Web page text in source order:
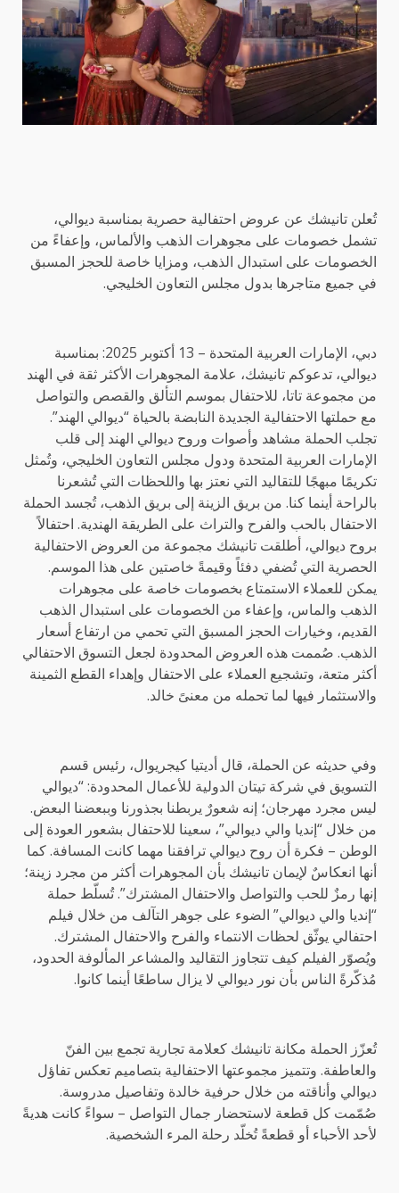
تُعلن تانيشك عن عروض احتفالية حصرية بمناسبة ديوالي،
تشمل خصومات على مجوهرات الذهب والألماس، وإعفاءً من
الخصومات على استبدال الذهب، ومزايا خاصة للحجز المسبق
في جميع متاجرها بدول مجلس التعاون الخليجي.
دبي، الإمارات العربية المتحدة – 13 أكتوبر 2025: بمناسبة
ديوالي، تدعوكم تانيشك، علامة المجوهرات الأكثر ثقة في الهند
من مجموعة تاتا، للاحتفال بموسم التألق والقصص والتواصل
مع حملتها الاحتفالية الجديدة النابضة بالحياة “ديوالي الهند”.
تجلب الحملة مشاهد وأصوات وروح ديوالي الهند إلى قلب
الإمارات العربية المتحدة ودول مجلس التعاون الخليجي، وتُمثل
تكريمًا مبهجًا للتقاليد التي نعتز بها واللحظات التي تُشعرنا
بالراحة أينما كنا. من بريق الزينة إلى بريق الذهب، تُجسد الحملة
الاحتفال بالحب والفرح والتراث على الطريقة الهندية. احتفالاً
بروح ديوالي، أطلقت تانيشك مجموعة من العروض الاحتفالية
الحصرية التي تُضفي دفئاً وقيمةً خاصتين على هذا الموسم.
يمكن للعملاء الاستمتاع بخصومات خاصة على مجوهرات
الذهب والماس، وإعفاء من الخصومات على استبدال الذهب
القديم، وخيارات الحجز المسبق التي تحمي من ارتفاع أسعار
الذهب. صُممت هذه العروض المحدودة لجعل التسوق الاحتفالي
أكثر متعة، وتشجيع العملاء على الاحتفال وإهداء القطع الثمينة
والاستثمار فيها لما تحمله من معنىً خالد.
وفي حديثه عن الحملة، قال أديتيا كيجريوال، رئيس قسم
التسويق في شركة تيتان الدولية للأعمال المحدودة: “ديوالي
ليس مجرد مهرجان؛ إنه شعورٌ يربطنا بجذورنا وببعضنا البعض.
من خلال “إنديا والي ديوالي”، سعينا للاحتفال بشعور العودة إلى
الوطن – فكرة أن روح ديوالي ترافقنا مهما كانت المسافة. كما
أنها انعكاسٌ لإيمان تانيشك بأن المجوهرات أكثر من مجرد زينة؛
إنها رمزٌ للحب والتواصل والاحتفال المشترك”. تُسلّط حملة
“إنديا والي ديوالي” الضوء على جوهر التآلف من خلال فيلم
احتفالي يوثّق لحظات الانتماء والفرح والاحتفال المشترك.
ويُصوّر الفيلم كيف تتجاوز التقاليد والمشاعر المألوفة الحدود،
مُذكّرةً الناس بأن نور ديوالي لا يزال ساطعًا أينما كانوا.
تُعزّز الحملة مكانة تانيشك كعلامة تجارية تجمع بين الفنّ
والعاطفة. وتتميز مجموعتها الاحتفالية بتصاميم تعكس تفاؤل
ديوالي وأناقته من خلال حرفية خالدة وتفاصيل مدروسة.
صُمّمت كل قطعة لاستحضار جمال التواصل – سواءً كانت هديةً
لأحد الأحباء أو قطعةً تُخلّد رحلة المرء الشخصية.